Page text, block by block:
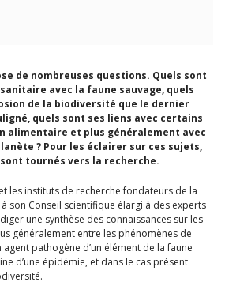
de nombreuses questions. Quels sont
avec la faune sauvage, quels
de la biodiversité que le dernier
quels sont ses liens avec certains
alimentaire et plus généralement avec
? Pour les éclairer sur ces sujets,
tournés vers la recherche.
les instituts de recherche fondateurs de la
son Conseil scientifique élargi à des experts
une synthèse des connaissances sur les
généralement entre les phénomènes de
agent pathogène d’un élément de la faune
d’une épidémie, et dans le cas présent